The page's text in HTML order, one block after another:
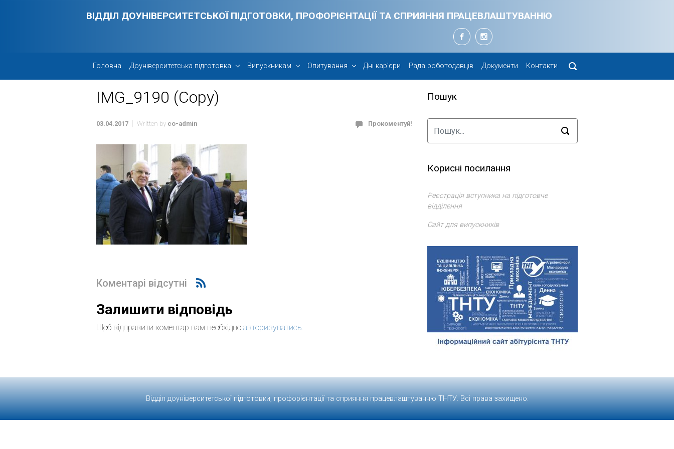
ВІДДІЛ ДОУНІВЕРСИТЕТСЬКОЇ ПІДГОТОВКИ, ПРОФОРІЄНТАЦІЇ ТА СПРИЯННЯ ПРАЦЕВЛАШТУВАННЮ
Головна Доуніверситетська підготовка Випускникам Опитування Дні кар’єри Рада роботодавців Документи Контакти
IMG_9190 (Copy)
03.04.2017 Written by co-admin Прокоментуй!
Коментарі відсутні
Залишити відповідь
Щоб відправити коментар вам необхідно авторизуватись.
Пошук
Корисні посилання
Реєстрація вступника на підготовче
відділення
Сайт для випускників
Відділ доуніверситетської підготовки, профорієнтації та сприяння працевлаштуванню ТНТУ. Всі права захищено.